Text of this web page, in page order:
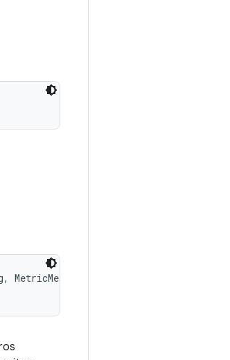
MetricMeasurement.Metric> rawMetrics,